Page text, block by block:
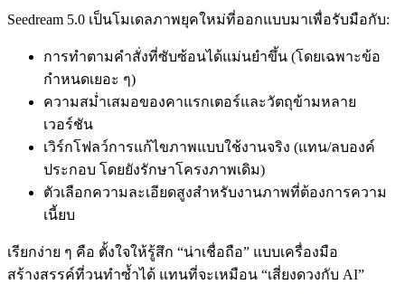
Seedream 5.0 เป็นโมเดลภาพยุคใหม่ที่ออกแบบมาเพื่อรับมือกับ:
การทำตามคำสั่งที่ซับซ้อนได้แม่นยำขึ้น (โดยเฉพาะข้อ
กำหนดเยอะ ๆ)
ความสม่ำเสมอของคาแรกเตอร์และวัตถุข้ามหลาย
เวอร์ชัน
เวิร์กโฟลว์การแก้ไขภาพแบบใช้งานจริง (แทน/ลบองค์
ประกอบ โดยยังรักษาโครงภาพเดิม)
ตัวเลือกความละเอียดสูงสำหรับงานภาพที่ต้องการความ
เนี้ยบ
เรียกง่าย ๆ คือ ตั้งใจให้รู้สึก “น่าเชื่อถือ” แบบเครื่องมือ
สร้างสรรค์ที่วนทำซ้ำได้ แทนที่จะเหมือน “เสี่ยงดวงกับ AI”